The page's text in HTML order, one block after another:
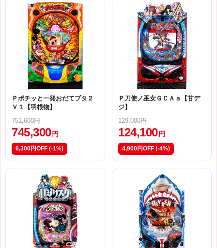
Ｐポチッと一発おだてブタ２
Ｖ１【羽根物】
751,600円
745,300 円
6,300円OFF (-1%)
Ｐ刀使ノ巫女ＧＣＡａ【甘デ
ジ】
129,000円
124,100 円
4,900円OFF (-4%)